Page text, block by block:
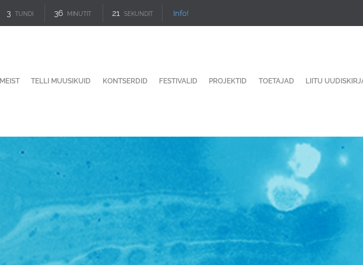
3 TUNDI 36 MINUTIT 20 SEKUNDIT Info!
MEIST TELLI MUUSIKUID KONTSERDID FESTIVALID PROJEKTID TOETAJAD LIITU